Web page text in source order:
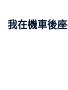
我在機車後